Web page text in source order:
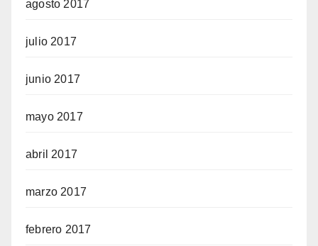
agosto 2017
julio 2017
junio 2017
mayo 2017
abril 2017
marzo 2017
febrero 2017